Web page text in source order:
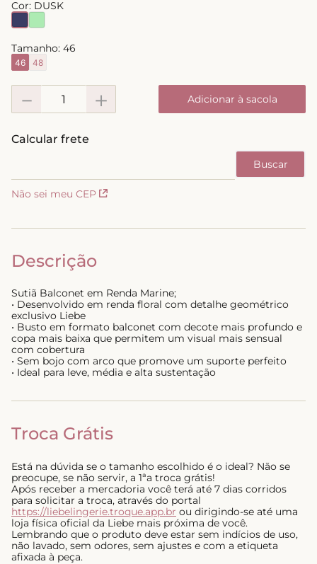
Cor: DUSK
Tamanho: 46
46 48
＋
－ Adicionar à sacola
Não sei meu CEP
Descrição
Sutiã Balconet em Renda Marine;
• Desenvolvido em renda floral com detalhe geométrico
exclusivo Liebe
• Busto em formato balconet com decote mais profundo e
copa mais baixa que permitem um visual mais sensual
com cobertura
• Sem bojo com arco que promove um suporte perfeito
• Ideal para leve, média e alta sustentação
Troca Grátis
Está na dúvida se o tamanho escolhido é o ideal? Não se
preocupe, se não servir, a 1ªa troca grátis!
Após receber a mercadoria você terá até 7 dias corridos
para solicitar a troca, através do portal
https://liebelingerie.troque.app.br ou dirigindo-se até uma
loja física oficial da Liebe mais próxima de você.
Lembrando que o produto deve estar sem indícios de uso,
não lavado, sem odores, sem ajustes e com a etiqueta
afixada à peça.
short doll
º calcinha